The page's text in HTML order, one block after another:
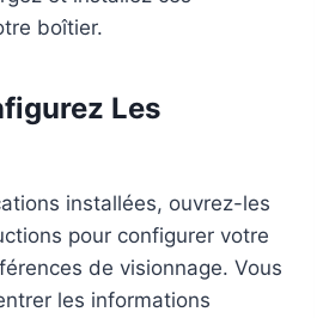
boîtier.
Les
installées, ouvrez-les
pour configurer votre
de visionnage. Vous
les informations